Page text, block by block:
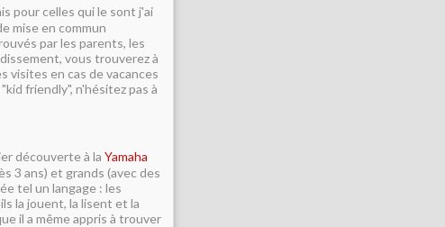
pour celles qui le sont j'ai
mise en commun
par les parents, les
vous trouverez à
visites en cas de vacances
friendly", n'hésitez pas à
découverte à la Yamaha
3 ans) et grands (avec des
tel un langage : les
la jouent, la lisent et la
il a même appris à trouver